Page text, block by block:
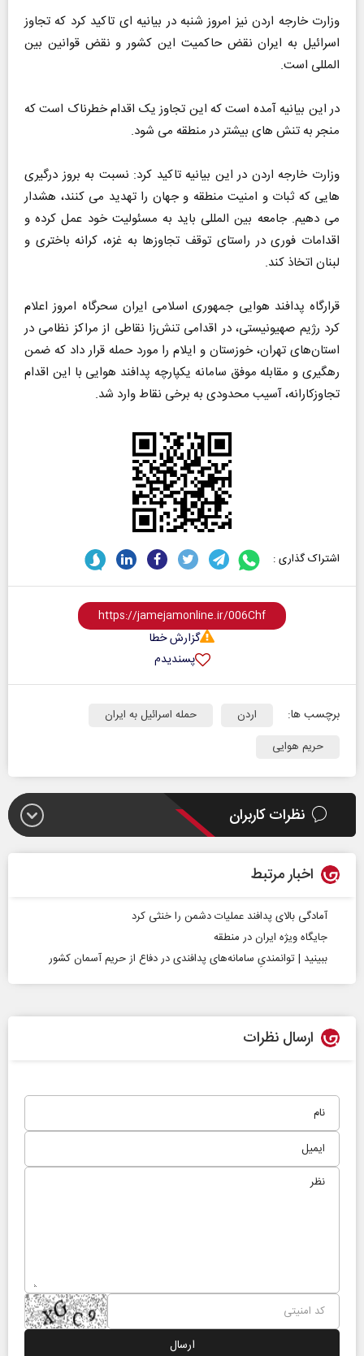
وزارت خارجه اردن نیز امروز شنبه در بیانیه ای تاکید کرد که تجاوز
اسرائیل به ایران نقض حاکمیت این کشور و نقض قوانین بین
المللی است.
در این بیانیه آمده است که این تجاوز یک اقدام خطرناک است که
منجر به تنش های بیشتر در منطقه می شود.
وزارت خارجه اردن در این بیانیه تاکید کرد: نسبت به بروز درگیری
هایی که ثبات و امنیت منطقه و جهان را تهدید می کنند، هشدار
می دهیم. جامعه بین المللی باید به مسئولیت خود عمل کرده و
اقدامات فوری در راستای توقف تجاوزها به غزه، کرانه باختری و
لبنان اتخاذ کند.
قرارگاه پدافند هوایی جمهوری اسلامی ایران سحرگاه امروز اعلام
کرد رژیم صهیونیستی، در اقدامی تنش‌زا نقاطی از مراکز نظامی در
استان‌های تهران، خوزستان و ایلام را مورد حمله قرار داد که ضمن
رهگیری و مقابله موفق سامانه یکپارچه پدافند هوایی با این اقدام
تجاوزکارانه، آسیب محدودی به برخی نقاط وارد شد.
اشتراک گذاری :
گزارش خطا
پسندیدم
برچسب ها: اردن
حمله اسرائیل به ایران
حریم هوایی
نظرات کاربران
اخبار مرتبط
آمادگی بالای پدافند عملیات دشمن را خنثی‌ کرد
جایگاه ویژه‌ ایران در منطقه
ببینید | توانمندیِ سامانه‌های پدافندی در دفاع از حریم آسمان کشور
ارسال نظرات